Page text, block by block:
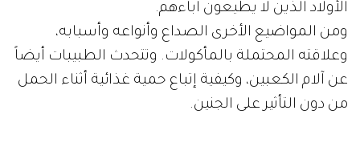
الأولاد الذين لا يطيعون آباءهم.
ومن المواضيع الأخرى الصداع وأنواعه وأسبابه،
وعلاقته المحتملة بالمأكولات. وتتحدث الطبيبات أيضاً
عن آلام الكعبين، وكيفية إتباع حمية غذائية أثناء الحمل
من دون التأثير على الجنين.